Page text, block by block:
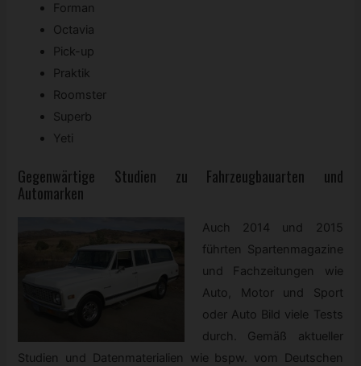
Forman
Octavia
Pick-up
Praktik
Roomster
Superb
Yeti
Gegenwärtige Studien zu Fahrzeugbauarten und
Automarken
Auch 2014 und 2015
führten Spartenmagazine
und Fachzeitungen wie
Auto, Motor und Sport
oder Auto Bild viele Tests
durch. Gemäß aktueller
Studien und Datenmaterialien wie bspw. vom Deutschen